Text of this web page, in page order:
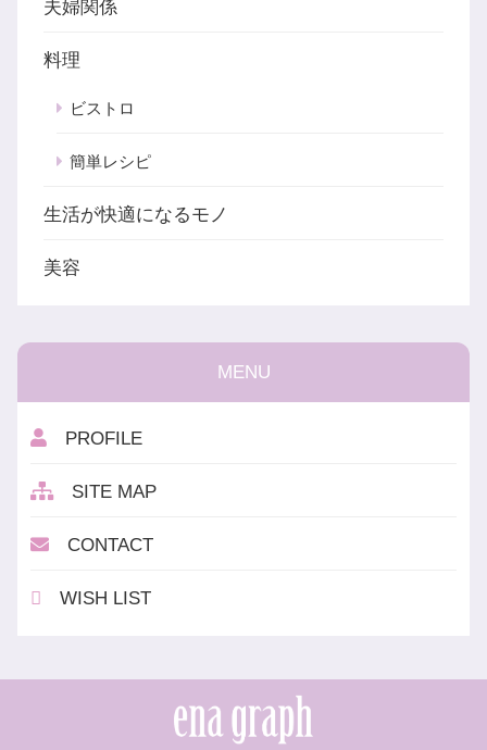
夫婦関係
料理
ビストロ
簡単レシピ
生活が快適になるモノ
美容
MENU
PROFILE
SITE MAP
CONTACT
WISH LIST